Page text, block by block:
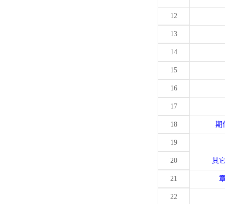
12
13
14
15
16
17
18 期
19
20 其
21
22